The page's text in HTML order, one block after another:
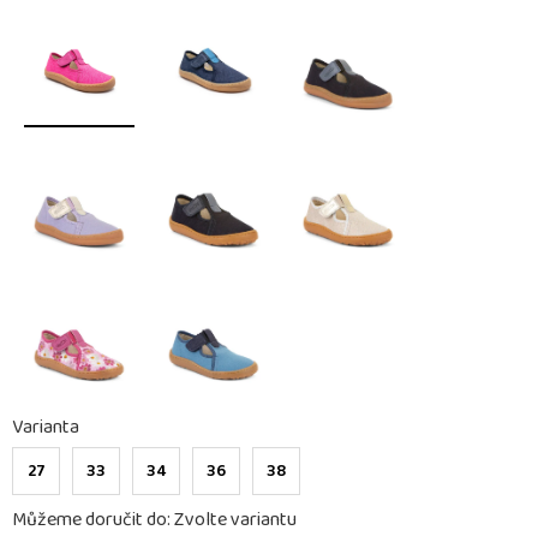
Varianta
27 33 34 36 38
Můžeme doručit do:Zvolte variantu